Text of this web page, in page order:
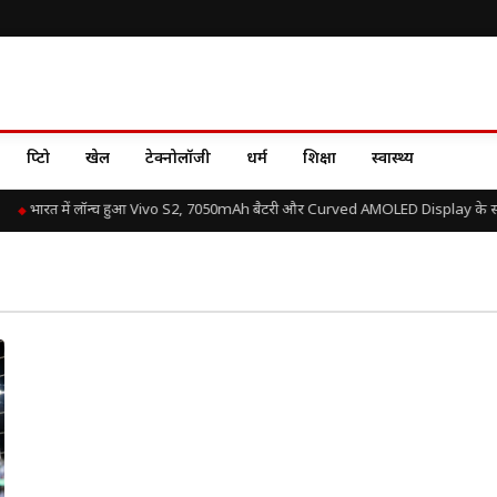
क्रिप्टो खेल टेक्नोलॉजी धर्म शिक्षा स्वास्थ्य
भारत में लॉन्च हुआ Vivo S2, 7050mAh बैटरी और Curved AMOLED Display के